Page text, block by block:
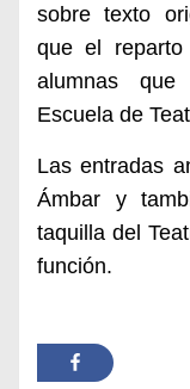
sobre texto
que el
alumnas
Escuela de
Las entradas
Ámbar y
taquilla del
función.